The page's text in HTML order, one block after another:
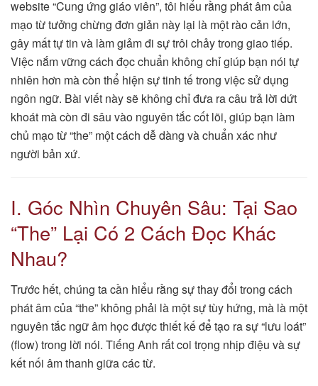
website “Cung ứng giáo viên”, tôi hiểu rằng phát âm của
mạo từ tưởng chừng đơn giản này lại là một rào cản lớn,
gây mất tự tin và làm giảm đi sự trôi chảy trong giao tiếp.
Việc nắm vững cách đọc chuẩn không chỉ giúp bạn nói tự
nhiên hơn mà còn thể hiện sự tinh tế trong việc sử dụng
ngôn ngữ. Bài viết này sẽ không chỉ đưa ra câu trả lời dứt
khoát mà còn đi sâu vào nguyên tắc cốt lõi, giúp bạn làm
chủ mạo từ “the” một cách dễ dàng và chuẩn xác như
người bản xứ.
I. Góc Nhìn Chuyên Sâu: Tại Sao
“The” Lại Có 2 Cách Đọc Khác
Nhau?
Trước hết, chúng ta cần hiểu rằng sự thay đổi trong cách
phát âm của “the” không phải là một sự tùy hứng, mà là một
nguyên tắc ngữ âm học được thiết kế để tạo ra sự “lưu loát”
(flow) trong lời nói. Tiếng Anh rất coi trọng nhịp điệu và sự
kết nối âm thanh giữa các từ.